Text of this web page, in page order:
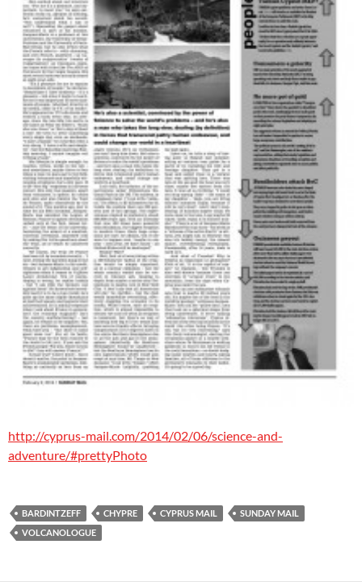
http://cyprus-mail.com/2014/02/06/science-and-
adventure/#prettyPhoto
BARDINTZEFF CHYPRE CYPRUS MAIL
SUNDAY MAIL
VOLCANOLOGUE